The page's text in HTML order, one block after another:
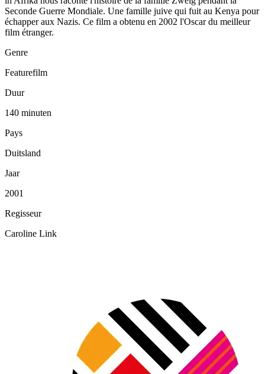
Seconde Guerre Mondiale. Une famille juive qui fuit au Kenya pour
échapper aux Nazis. Ce film a obtenu en 2002 l'Oscar du meilleur
film étranger.
Genre
Featurefilm
Duur
140 minuten
Pays
Duitsland
Jaar
2001
Regisseur
Caroline Link